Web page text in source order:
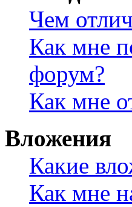
Чем
Как мне
форум?
Как мне
Вложения
Какие
Как мне